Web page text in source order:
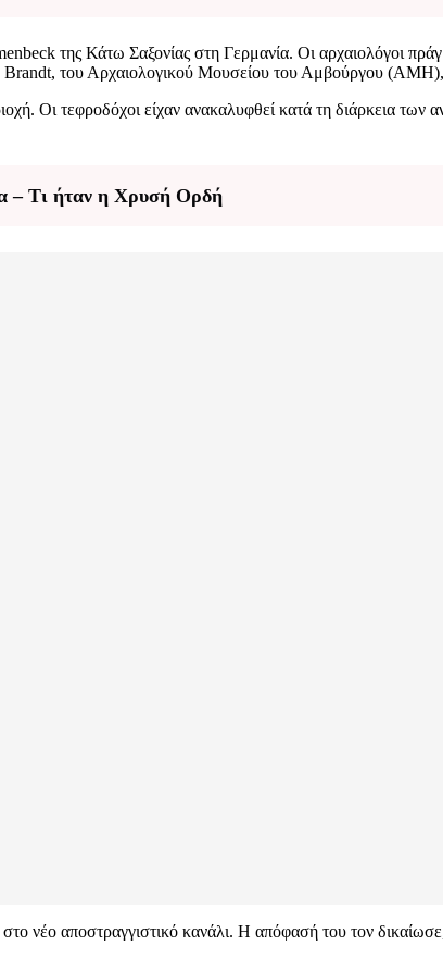
της Κάτω Σαξονίας στη Γερμανία. Οι αρχαιολόγοι
του Αρχαιολογικού Μουσείου του Αμβούργου (ΑΜΗ),
Οι τεφροδόχοι είχαν ανακαλυφθεί κατά τη διάρκεια
– Τι ήταν η Χρυσή Ορδή
νέο αποστραγγιστικό κανάλι. Η απόφασή του τον